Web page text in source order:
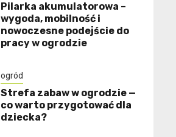
Pilarka akumulatorowa –
wygoda, mobilność i
nowoczesne podejście do
pracy w ogrodzie
ogród
Strefa zabaw w ogrodzie —
co warto przygotować dla
dziecka?